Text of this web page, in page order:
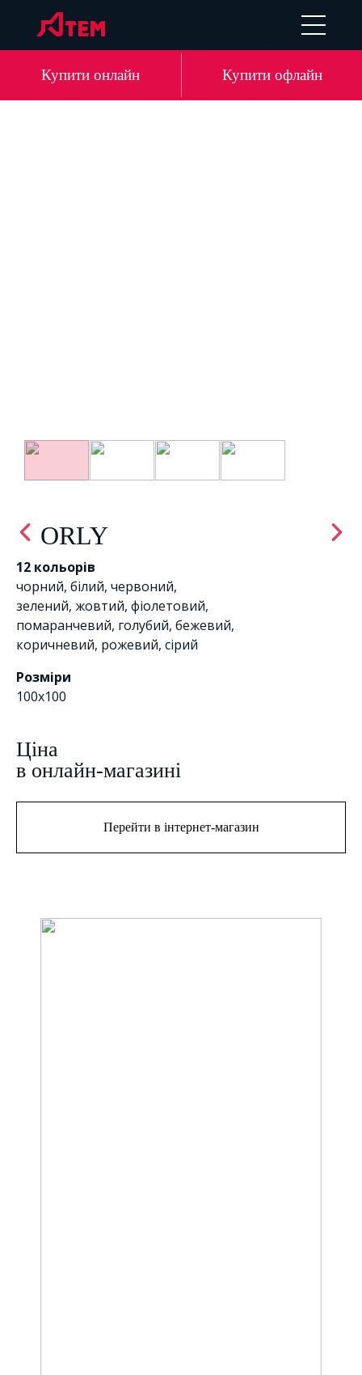
LV RU
Купити онлайн Купити офлайн
ORLY
12 кольорів
чорний, білий, червоний,
зелений, жовтий, фіолетовий,
помаранчевий, голубий, бежевий,
коричневий, рожевий, сірий
Розміри
100х100
Цiна
в онлайн-магазині
Перейти в інтернет-магазин